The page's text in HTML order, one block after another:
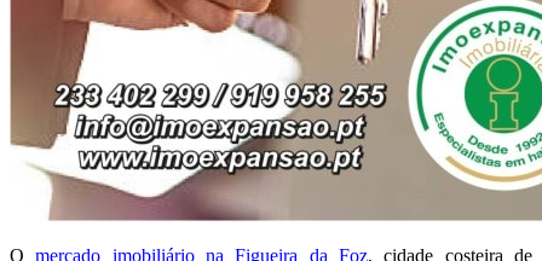
Omercado imobiliário na Figueira da Foz, cidade costeira de